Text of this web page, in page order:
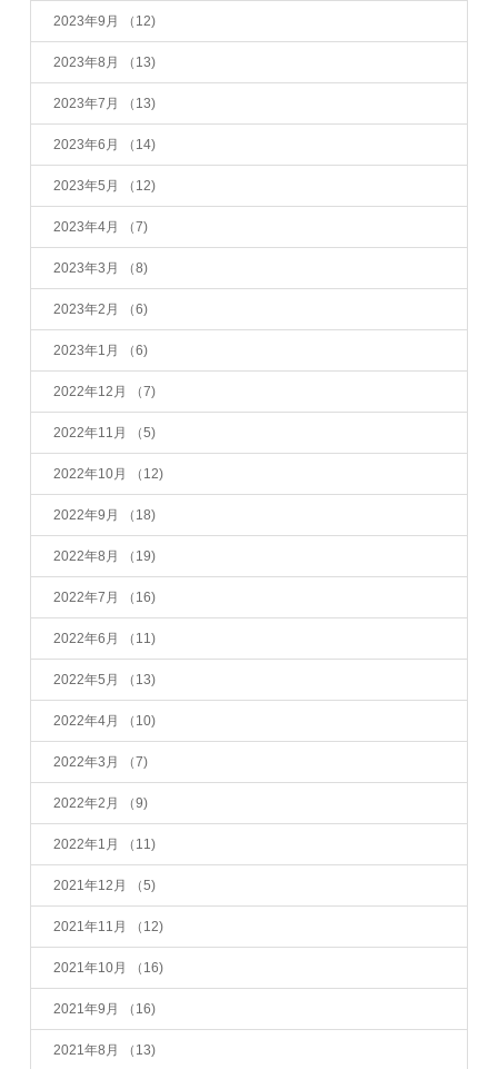
2023年9月 （12)
2023年8月 （13)
2023年7月 （13)
2023年6月 （14)
2023年5月 （12)
2023年4月 （7)
2023年3月 （8)
2023年2月 （6)
2023年1月 （6)
2022年12月 （7)
2022年11月 （5)
2022年10月 （12)
2022年9月 （18)
2022年8月 （19)
2022年7月 （16)
2022年6月 （11)
2022年5月 （13)
2022年4月 （10)
2022年3月 （7)
2022年2月 （9)
2022年1月 （11)
2021年12月 （5)
2021年11月 （12)
2021年10月 （16)
2021年9月 （16)
2021年8月 （13)